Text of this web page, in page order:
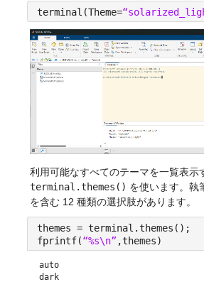
terminal(Theme=
利用可能なすべてのテーマを一覧表示
terminal.themes() を使います。執
を含む 12 種類の選択肢があります。
themes = terminal.themes();
fprintf(“%s\n” ,themes)
auto
dark